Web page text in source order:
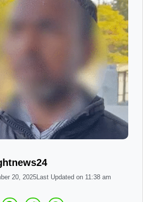
20, 2025Last Updated on 11:38 am